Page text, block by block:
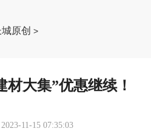
原创 >
材大集”优惠继续！
2023-11-15 07:35:03